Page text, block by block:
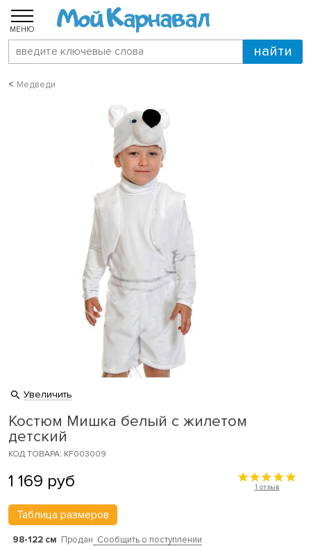
МЕНЮ
Медведи
Увеличить
Костюм Мишка белый с жилетом
детский
КОД ТОВАРА: KF003009
1 169 руб 1 отзыв
Таблица размеров
98-122 см Продан Сообщить о поступлении